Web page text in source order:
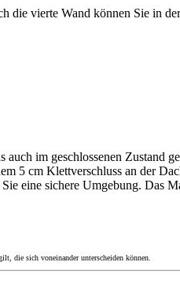
die vierte Wand können Sie in
im geschlossenen Zustand
5 cm Klettverschluss an der
eine sichere Umgebung. Das
die sich voneinander unterscheiden können.